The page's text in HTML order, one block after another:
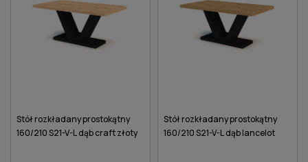
Stół rozkładany prostokątny
160/210 S21-V-L dąb craft złoty
Stół rozkładany prostokątny
160/210 S21-V-L dąb lancelot